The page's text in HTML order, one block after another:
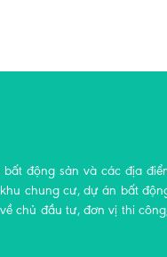
động sản và các địa
chung cư, dự án bất
chủ đầu tư, đơn vị thi